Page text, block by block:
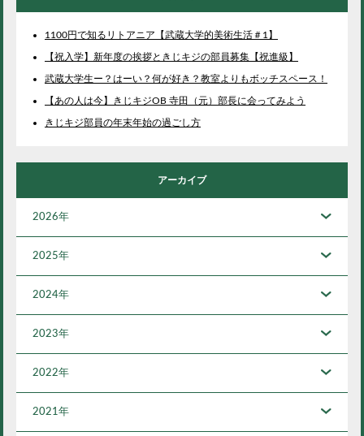
1100円で知るリトアニア【武蔵大学的美術生活＃1】
【祝入学】新年度の挨拶ときじキジの部員募集【祝進級】
武蔵大学生ー？はーい？何が好き？教室よりもボッチスペース！
【あの人は今】きじキジOB 寺田（元）部長に会ってみよう
きじキジ部員の年末年始の過ごし方
アーカイブ
2026年
2025年
2024年
2023年
2022年
2021年